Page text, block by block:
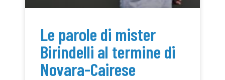
Le parole di mister
Birindelli al termine di
Novara-Cairese